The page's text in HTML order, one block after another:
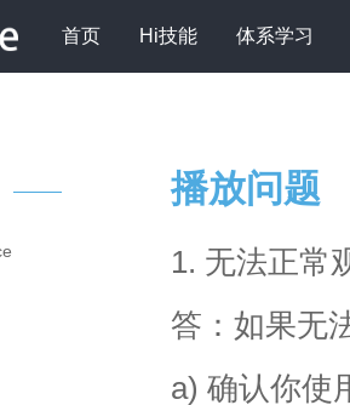
首页 Hi技能 体系学习
播放问题
1. 无法正常
答：如果无
a) 确认你使